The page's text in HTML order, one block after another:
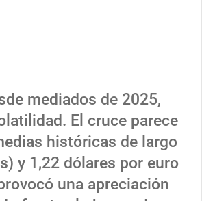
mediados de 2025,
El cruce parece
históricas de largo
y 1,22 dólares por euro
una apreciación